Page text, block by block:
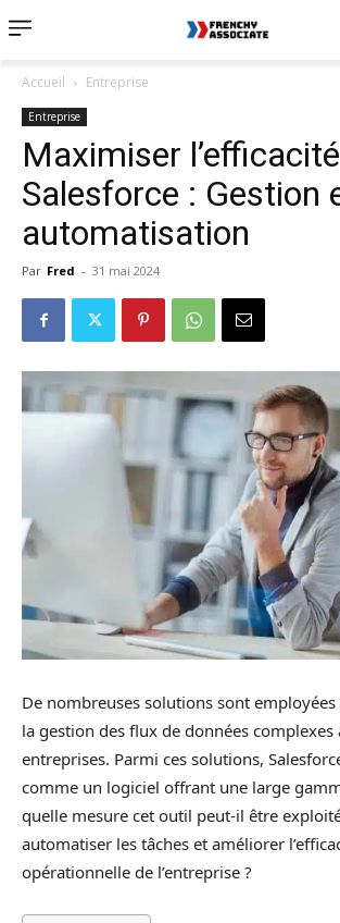
Accueil Entreprise
Entreprise
Maximiser
Salesforce : Gestion
automatisation
Par Fred - 31 mai 2024
De nombreuses solutions sont
la gestion des flux de données complexes
entreprises. Parmi ces solutions,
comme un logiciel offrant une large
quelle mesure cet outil peut-il être
automatiser les tâches et améliorer
opérationnelle de l’entreprise ?